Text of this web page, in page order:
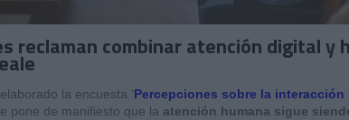
reclaman combinar atención digital y
la encuesta 'Percepciones sobre la
pone de manifiesto que la atención humana sigue